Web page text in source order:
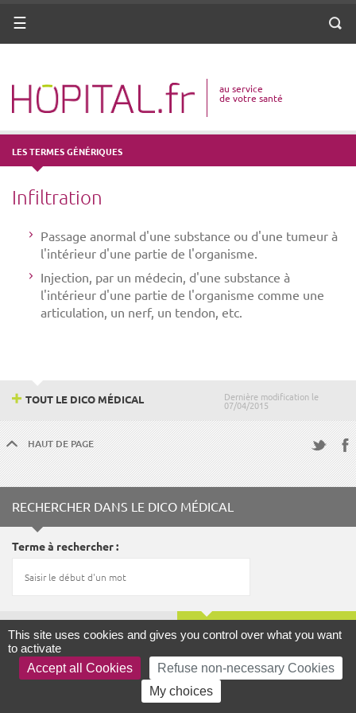
ANNUAIRE
VOTRE SANTÉ
DROITS & DÉMARCHES
MISSIONS
MÉTIERS
Menu
au service
de votre santé
LES TERMES GÉNÉRIQUES
Infiltration
Passage anormal d'une substance ou d'une tumeur à
l'intérieur d'une partie de l'organisme.
Injection, par un médecin, d'une substance à
l'intérieur d'une partie de l'organisme comme une
articulation, un nerf, un tendon, etc.
Dernière modification le
07/04/2015
TOUT LE DICO MÉDICAL
HAUT DE PAGE
RECHERCHER DANS LE DICO MÉDICAL
Terme à rechercher
LANCER LA RECHERCHE
This site uses cookies and gives you control over what you want
to activate
Accept all Cookies
Refuse non-necessary Cookies
My choices